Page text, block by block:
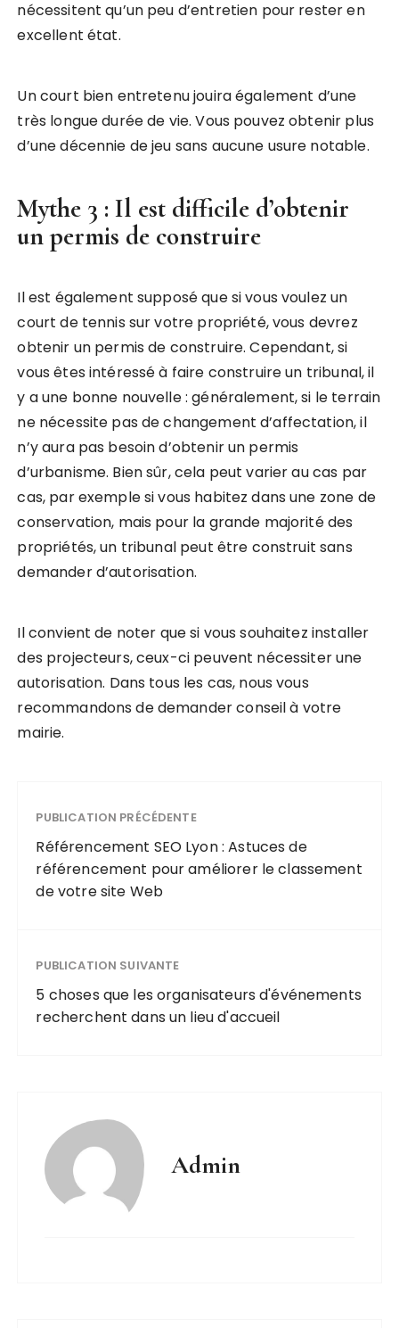
nécessitent qu’un peu d’entretien pour rester en
excellent état.
Un court bien entretenu jouira également d’une
très longue durée de vie. Vous pouvez obtenir plus
d’une décennie de jeu sans aucune usure notable.
Mythe 3 : Il est difficile d’obtenir
un permis de construire
Il est également supposé que si vous voulez un
court de tennis sur votre propriété, vous devrez
obtenir un permis de construire. Cependant, si
vous êtes intéressé à faire construire un tribunal, il
y a une bonne nouvelle : généralement, si le terrain
ne nécessite pas de changement d’affectation, il
n’y aura pas besoin d’obtenir un permis
d’urbanisme. Bien sûr, cela peut varier au cas par
cas, par exemple si vous habitez dans une zone de
conservation, mais pour la grande majorité des
propriétés, un tribunal peut être construit sans
demander d’autorisation.
Il convient de noter que si vous souhaitez installer
des projecteurs, ceux-ci peuvent nécessiter une
autorisation. Dans tous les cas, nous vous
recommandons de demander conseil à votre
mairie.
PUBLICATION PRÉCÉDENTE
Référencement SEO Lyon : Astuces de
référencement pour améliorer le classement
de votre site Web
PUBLICATION SUIVANTE
5 choses que les organisateurs d'événements
recherchent dans un lieu d'accueil
Admin